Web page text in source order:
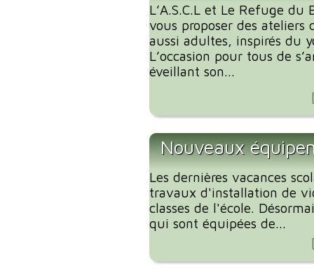
L’A.S.C.L et Le Refuge
vous proposer des
aussi adultes, inspirés du
L’occasion pour tous de
éveillant son...
Nouveaux
Les dernières vacances
travaux d'installation de
classes de l'école.
qui sont équipées de...